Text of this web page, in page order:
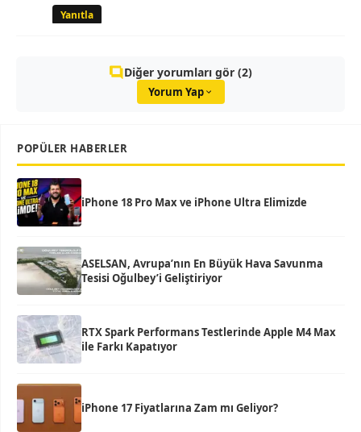
Yanıtla
Diğer yorumları gör (2)
Yorum Yap
POPÜLER HABERLER
iPhone 18 Pro Max ve iPhone Ultra Elimizde
ASELSAN, Avrupa’nın En Büyük Hava Savunma
Tesisi Oğulbey’i Geliştiriyor
RTX Spark Performans Testlerinde Apple M4 Max
ile Farkı Kapatıyor
iPhone 17 Fiyatlarına Zam mı Geliyor?